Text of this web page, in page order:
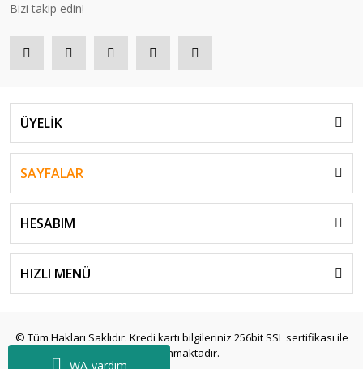
WA-yardım
Bizi takip edin!
ÜYELİK
SAYFALAR
HESABIM
HIZLI MENÜ
© Tüm Hakları Saklıdır. Kredi kartı bilgileriniz 256bit SSL sertifikası ile
korunmaktadır.